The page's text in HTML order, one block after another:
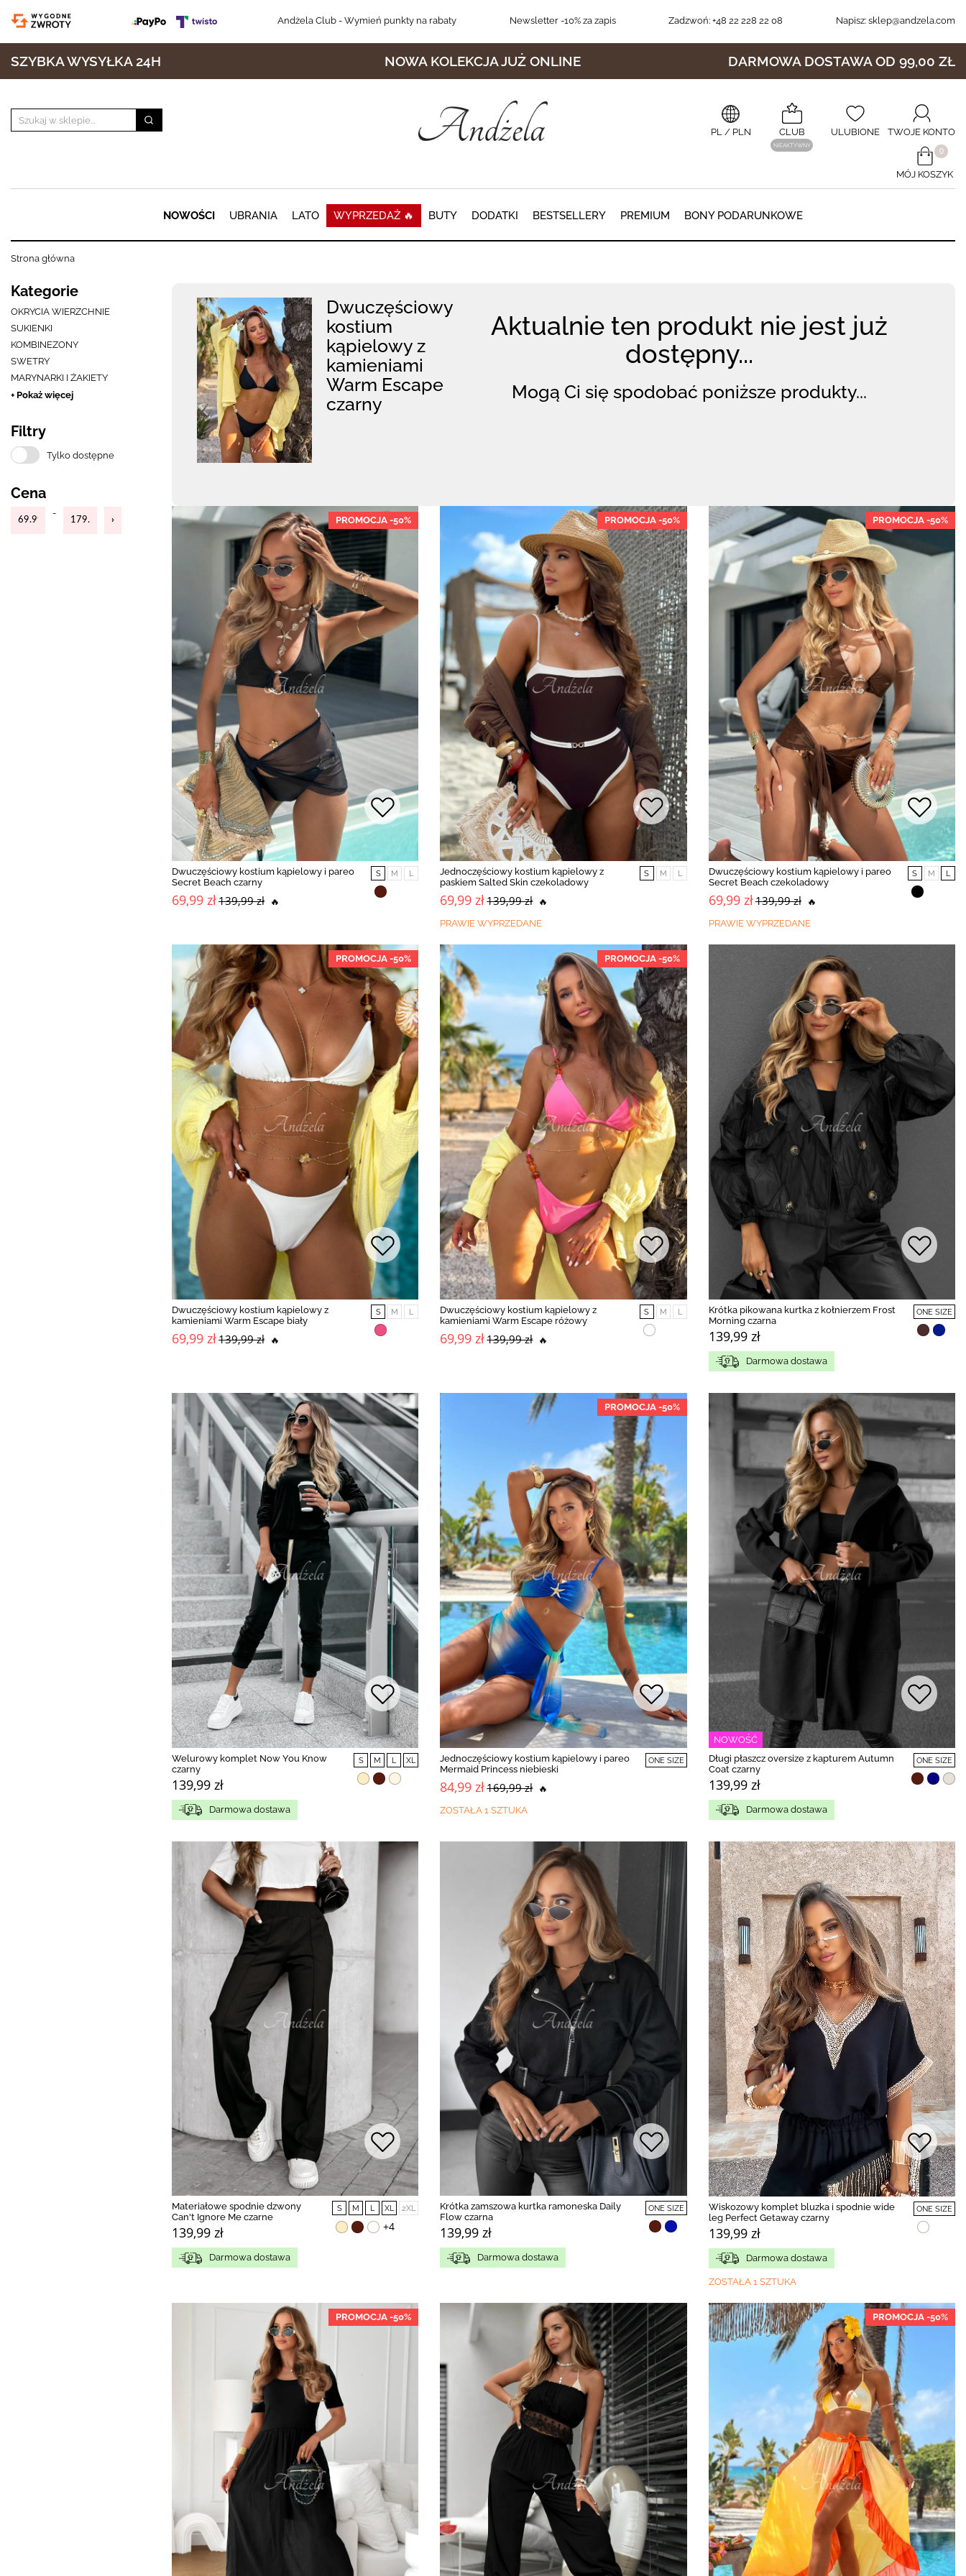
Andżela Club- Wymień punkty na rabaty Newsletter-10% za zapis Zadzwoń: +48 22 228 22 08 Napisz: sklep@andzela.com
SZYBKA WYSYŁKA 24H NOWA KOLEKCJA JUŻ ONLINE DARMOWA DOSTAWA OD 99,00 ZŁ
PL/ PLN CLUB
NIEAKTYWNY
ULUBIONE TWOJE KONTO
​0
MÓJ KOSZYK
NOWOŚCI UBRANIA LATO WYPRZEDAŻ 🔥 BUTY DODATKI BESTSELLERY PREMIUM BONY PODARUNKOWE
Strona główna
Kategorie
OKRYCIA WIERZCHNIE
SUKIENKI
KOMBINEZONY
SWETRY
MARYNARKI I ŻAKIETY
+ Pokaż więcej
Filtry
Tylko dostępne
Cena
-
Dwuczęściowy
kostium
kąpielowy z
kamieniami
Warm Escape
czarny
Aktualnie ten produkt nie jest już
dostępny...
Mogą Ci się spodobać poniższe produkty...
PROMOCJA -50%
Dwuczęściowy kostium kąpielowy i pareo
Secret Beach czarny
69,99 zł139,99 zł 🔥
S M L
PROMOCJA -50%
Jednoczęściowy kostium kąpielowy z
paskiem Salted Skin czekoladowy
69,99 zł139,99 zł 🔥
S M L
PRAWIE WYPRZEDANE
PROMOCJA -50%
Dwuczęściowy kostium kąpielowy i pareo
Secret Beach czekoladowy
69,99 zł139,99 zł 🔥
S M L
PRAWIE WYPRZEDANE
PROMOCJA -50%
Dwuczęściowy kostium kąpielowy z
kamieniami Warm Escape biały
69,99 zł139,99 zł 🔥
S M L
PROMOCJA -50%
Dwuczęściowy kostium kąpielowy z
kamieniami Warm Escape różowy
69,99 zł139,99 zł 🔥
S M L
Krótka pikowana kurtka z kołnierzem Frost
Morning czarna
139,99 zł
ONE SIZE
Darmowa dostawa
Welurowy komplet Now You Know
czarny
139,99 zł
S M L XL
Darmowa dostawa
PROMOCJA -50%
Jednoczęściowy kostium kąpielowy i pareo
Mermaid Princess niebieski
84,99 zł169,99 zł 🔥
ONE SIZE
ZOSTAŁA 1 SZTUKA
NOWOŚĆ
Długi płaszcz oversize z kapturem Autumn
Coat czarny
139,99 zł
ONE SIZE
Darmowa dostawa
Materiałowe spodnie dzwony
Can't Ignore Me czarne
139,99 zł
S M L XL 2XL
+4
Darmowa dostawa
Krótka zamszowa kurtka ramoneska Daily
Flow czarna
139,99 zł
ONE SIZE
Darmowa dostawa
Wiskozowy komplet bluzka i spodnie wide
leg Perfect Getaway czarny
139,99 zł
ONE SIZE
Darmowa dostawa
ZOSTAŁA 1 SZTUKA
PROMOCJA -50% PROMOCJA -50%